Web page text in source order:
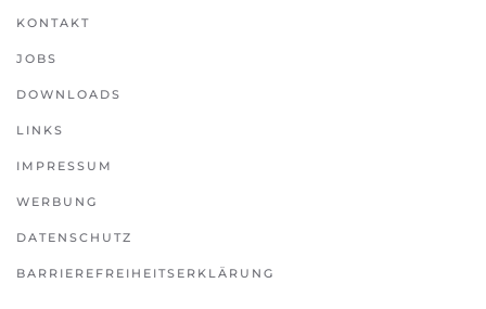
KONTAKT
JOBS
DOWNLOADS
LINKS
IMPRESSUM
WERBUNG
DATENSCHUTZ
BARRIEREFREIHEITSERKLÄRUNG